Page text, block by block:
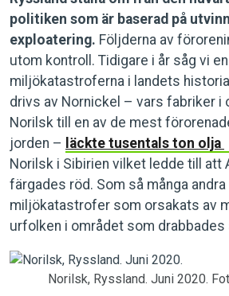
politiken som är baserad på
exploatering. Följderna av
utom kontroll. Tidigare i år såg vi
miljökatastroferna i landets
drivs av Nornickel – vars fabriker i
Norilsk till en av de mest
jorden – läckte tusentals ton olja
Norilsk i Sibirien vilket ledde till att
färgades röd. Som så många
miljökatastrofer som orsakats av
urfolken i området som drabbades
Norilsk, Ryssland. Juni 2020.